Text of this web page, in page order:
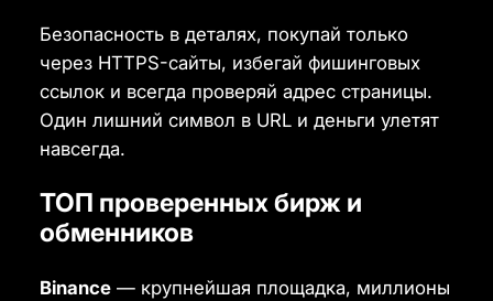
Безопасность в деталях, покупай только
через HTTPS-сайты, избегай фишинговых
ссылок и всегда проверяй адрес страницы.
Один лишний символ в URL и деньги улетят
навсегда.
ТОП проверенных бирж и
обменников
Binance— крупнейшая площадка, миллионы